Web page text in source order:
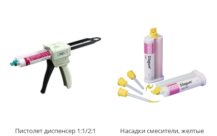
Пистолет диспенсер 1:1/2:1 Насадки cмесители, желтые